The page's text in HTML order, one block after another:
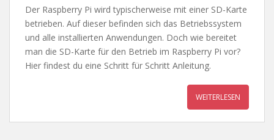
Der Raspberry Pi wird typischerweise mit einer SD-Karte
betrieben. Auf dieser befinden sich das Betriebssystem
und alle installierten Anwendungen. Doch wie bereitet
man die SD-Karte für den Betrieb im Raspberry Pi vor?
Hier findest du eine Schritt für Schritt Anleitung.
WEITERLESEN